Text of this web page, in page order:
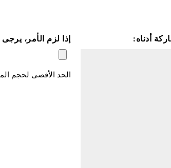
أدناه: إذا لزم الأمر،
الحد الأقصى لحجم الملف: 100